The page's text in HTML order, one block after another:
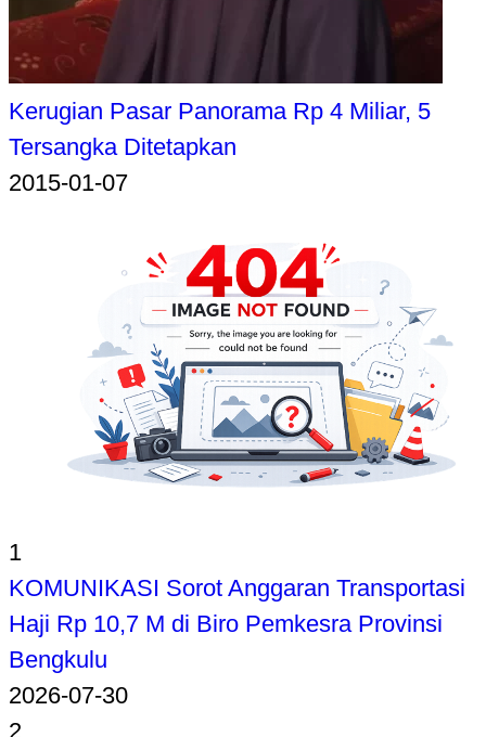
Kerugian Pasar Panorama Rp 4 Miliar, 5
Tersangka Ditetapkan
2015-01-07
1
KOMUNIKASI Sorot Anggaran Transportasi
Haji Rp 10,7 M di Biro Pemkesra Provinsi
Bengkulu
2026-07-30
2